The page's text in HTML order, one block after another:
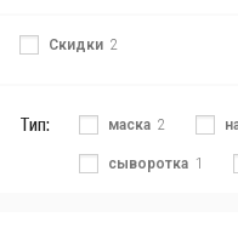
Скидки 2
Тип: маска 2
сыворотка 1